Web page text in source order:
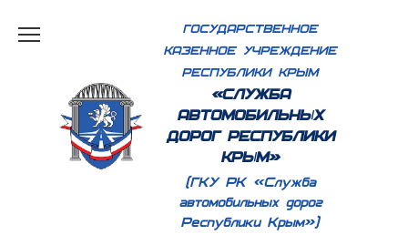
ГОСУДАРСТВЕННОЕ
КАЗЕННОЕ УЧРЕЖДЕНИЕ
РЕСПУБЛИКИ КРЫМ
«СЛУЖБА
АВТОМОБИЛЬНЫХ
ДОРОГ РЕСПУБЛИКИ
КРЫМ»
(ГКУ РК «Служба
автомобильных дорог
Республики Крым»)